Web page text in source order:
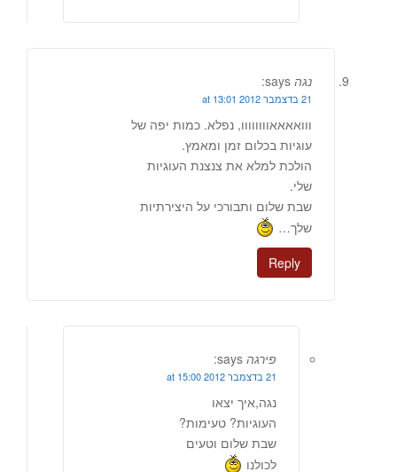
נגה says:
21 בדצמבר 2012 at 13:01
ווואאאאוווווווו, נפלא. כמות יפה של
עוגיות בכלום זמן ומאמץ.
הולכת למלא את צנצנת העוגיות
שלי.
שבת שלום ותבורכי על היצירתיות
שלך…
Reply
פירגה says:
21 בדצמבר 2012 at 15:00
נגה,איך יצאו
העוגיות? טעימות?
שבת שלום וטעים
לכולנו